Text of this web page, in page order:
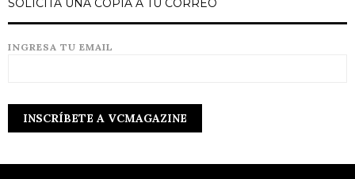
SOLICITA UNA COPIA A TU CORREO
INGRESA TU EMAIL